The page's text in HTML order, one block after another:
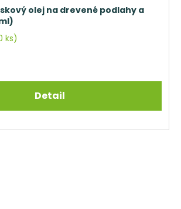
olej na drevené podlahy a
ks)
Detail